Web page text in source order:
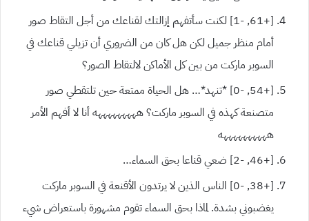
[+61, -1] لكنت سأتفهم إزالتك لقناعك من أجل التقاط صور
أمام منظر جميل لكن هل كان من الضروري أن تزيلي قناعك في
السوبر ماركت من بين كل الأماكن لالتقاط الصور؟
[+54, -0] *تنهد*… هل الحياة ممتعة حين تلتقطي صور
متصنعة كهذه في السوبر ماركت؟ هههههههههه أنا لا أفهم الأمر
ههههههههههه
[+46, -2] ضعي قناعا بحق السماء…
[+38, -0] الناس الذين لا يرتدون الأقنعة في السوبر ماركت
يغضبوني بشدة. لماذا بحق السماء تقوم مشهورة باستعراض شيء